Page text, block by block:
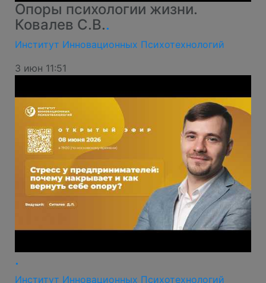
Опоры психологии жизни.
Ковалев С.В..
Институт Инновационных Психотехнологий
3 июн 11:51
.
Институт Инновационных Психотехнологий